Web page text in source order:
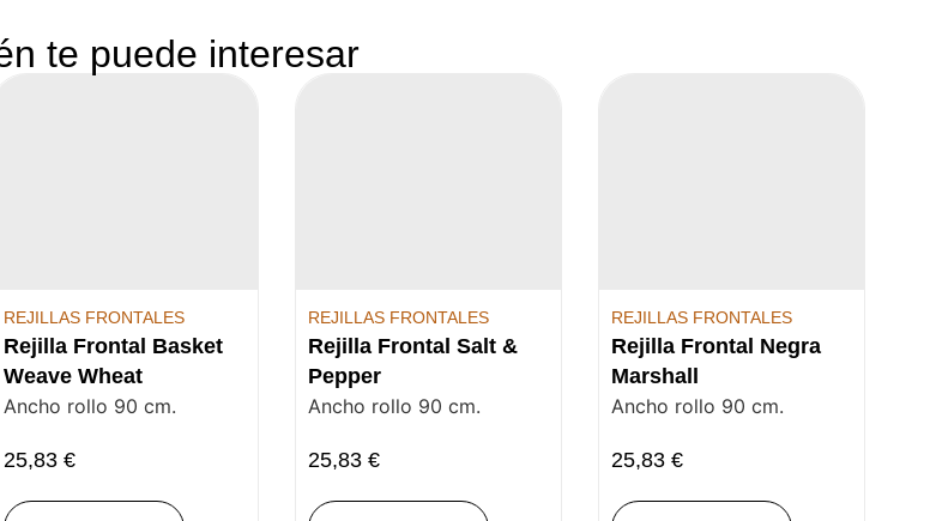
te puede interesar
REJILLAS FRONTALES
Rejilla Frontal Basket
Weave Wheat
Ancho rollo 90 cm.
25,83€
REJILLAS FRONTALES
Rejilla Frontal Salt &
Pepper
Ancho rollo 90 cm.
25,83 €
REJILLAS FRONTALES
Rejilla Frontal Negra
Marshall
Ancho rollo 90 cm.
25,83 €